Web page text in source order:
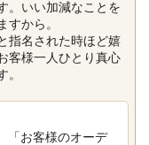
。いい加減なことを
すから。
指名された時ほど嬉
客様一人ひとり真心
。
「お客様のオーデ